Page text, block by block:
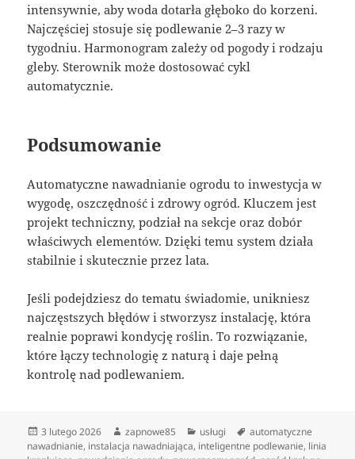
intensywnie, aby woda dotarła głęboko do korzeni.
Najczęściej stosuje się podlewanie 2–3 razy w
tygodniu. Harmonogram zależy od pogody i rodzaju
gleby. Sterownik może dostosować cykl
automatycznie.
Podsumowanie
Automatyczne nawadnianie ogrodu to inwestycja w
wygodę, oszczędność i zdrowy ogród. Kluczem jest
projekt techniczny, podział na sekcje oraz dobór
właściwych elementów. Dzięki temu system działa
stabilnie i skutecznie przez lata.
Jeśli podejdziesz do tematu świadomie, unikniesz
najczęstszych błędów i stworzysz instalację, która
realnie poprawi kondycję roślin. To rozwiązanie,
które łączy technologię z naturą i daje pełną
kontrolę nad podlewaniem.
Data
publikacji
3 lutego 2026 Autor
zapnowe85 Kategorie
usługi Tagi
automatyczne
nawadnianie, instalacja nawadniająca, inteligentne podlewanie, linia